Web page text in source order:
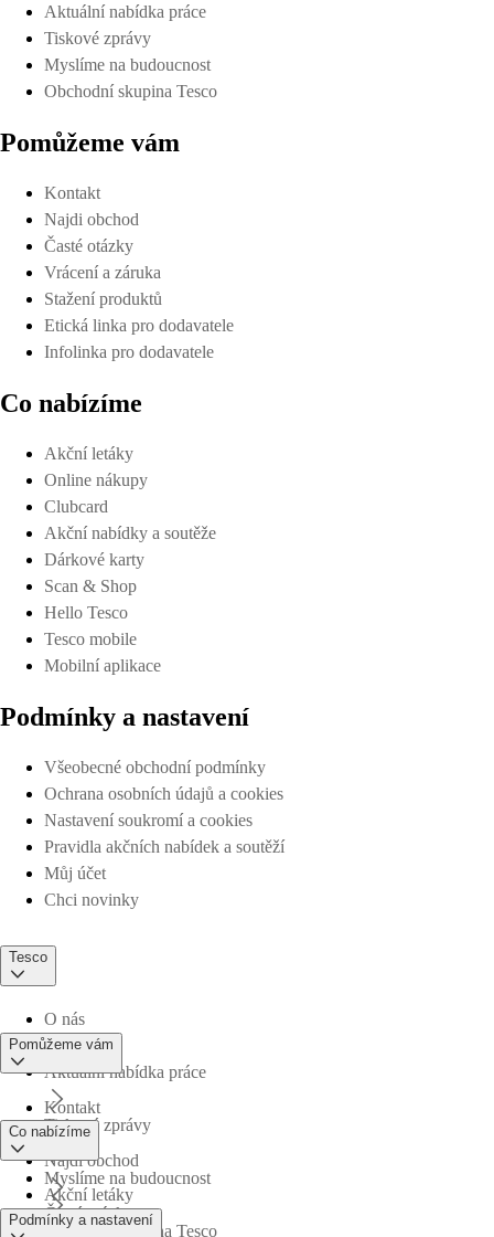
Aktuální nabídka práce
Tiskové zprávy
Myslíme na budoucnost
Obchodní skupina Tesco
Pomůžeme vám
Kontakt
Najdi obchod
Časté otázky
Vrácení a záruka
Stažení produktů
Etická linka pro dodavatele
Infolinka pro dodavatele
Co nabízíme
Akční letáky
Online nákupy
Clubcard
Akční nabídky a soutěže
Dárkové karty
Scan & Shop
Hello Tesco
Tesco mobile
Mobilní aplikace
Podmínky a nastavení
Všeobecné obchodní podmínky
Ochrana osobních údajů a cookies
Nastavení soukromí a cookies
Pravidla akčních nabídek a soutěží
Můj účet
Chci novinky
Tesco
O nás
Aktuální nabídka práce
Tiskové zprávy
Myslíme na budoucnost
Obchodní skupina Tesco
Pomůžeme vám
Kontakt
Najdi obchod
Časté otázky
Co nabízíme
Akční letáky
Podmínky a nastavení